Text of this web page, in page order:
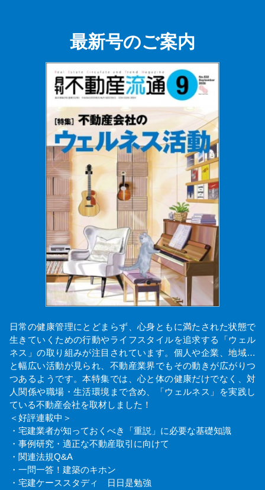
最新号のご案内
日常の健康管理にとどまらず、心身ともに満たされた状態で
生きていくための行動やライフスタイルを追求する「ウェル
ネス」の取り組みが注目されています。個人や企業、地域…
と幅広い活動が見られ、不動産業界でもその動きが広がりつ
つあるようです。本特集では、心と体の健康だけでなく、対
人関係や職場・生活環境まで含め、「ウェルネス」を実践し
ている不動産会社を取材しました！
＜好評連載中＞
・宅建業者が知っておくべき「重説」に必要な基礎知識
・事例研究・適正な不動産取引に向けて
・関連法規Q&A
・一問一答！建築のキホン
・宅建ケーススタディ 日日是勉強